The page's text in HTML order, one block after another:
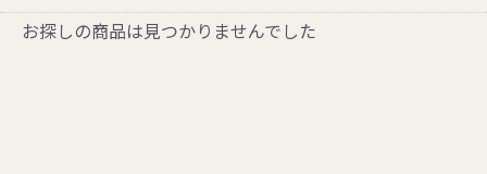
お探しの商品は見つかりませんでした